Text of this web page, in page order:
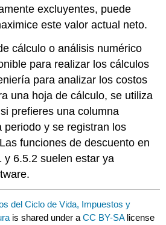
excluyentes, puede
este valor actual neto.
cálculo o análisis numérico
para realizar los cálculos
para analizar los costos
una hoja de cálculo, se utiliza
prefieres una columna
periodo y se registran los
funciones de descuento en
y 6.5.2 suelen estar ya
del Ciclo de Vida, Impuestos y
is shared under aCC BY-SA license